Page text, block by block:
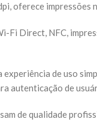
oferece
Direct, NFC,
de uso
autenticação de
de qualidade